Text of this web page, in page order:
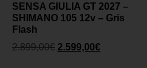
SENSA GIULIA GT 2027 –
SHIMANO 105 12v – Gris
Flash
2.899,00€ 2.599,00€